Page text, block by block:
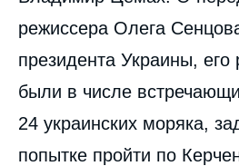
режиссера Олега
президента Украины, его
были в числе
24 украинских моряка,
попытке пройти по